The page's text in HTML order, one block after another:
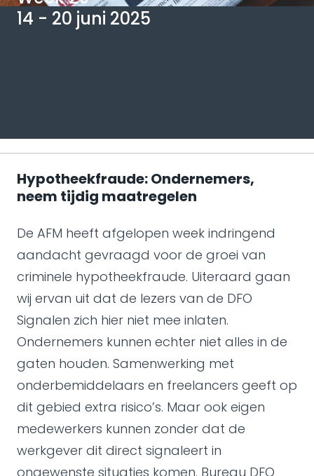
14 - 20 juni 2025
Hypotheekfraude: Ondernemers,
neem tijdig maatregelen
De AFM heeft afgelopen week indringend
aandacht gevraagd voor de groei van
criminele hypotheekfraude. Uiteraard gaan
wij ervan uit dat de lezers van de DFO
Signalen zich hier niet mee inlaten.
Ondernemers kunnen echter niet alles in de
gaten houden. Samenwerking met
onderbemiddelaars en freelancers geeft op
dit gebied extra risico’s. Maar ook eigen
medewerkers kunnen zonder dat de
werkgever dit direct signaleert in
ongewenste situaties komen. Bureau DFO